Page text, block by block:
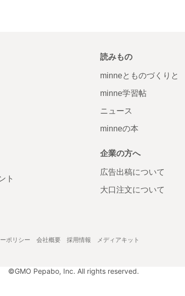
ト
読みもの
minneとものづくりと
minne学習帖
ニュース
minneの本
企業の方へ
広告出稿について
大口注文について
ポリシー 会社概要 採用情報 メディアキット
©GMO Pepabo, Inc. All rights reserved.